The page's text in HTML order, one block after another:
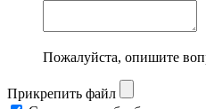
Пожалуйста, опишите
Прикрепить файл